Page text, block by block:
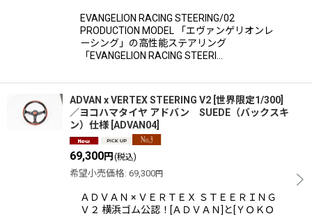
EVANGELION RACING STEERING/02
PRODUCTION MODEL 「エヴァンゲリオンレ
ーシング」の高性能ステアリング
「EVANGELION RACING STEERI…
ADVAN x VERTEX STEERING V2 [世界限定1/300]
／ヨコハマタイヤ アドバン SUEDE（バックスキ
ン）仕様 ADVAN04
69,300円 (税込)
希望小売価格: 69,300円
ＡＤＶＡＮ × ＶＥＲＴＥＸ ＳＴＥＥＲＩＮＧ
Ｖ２ 横浜ゴム公認！[ＡＤＶＡＮ]と[ＹＯＫＯ